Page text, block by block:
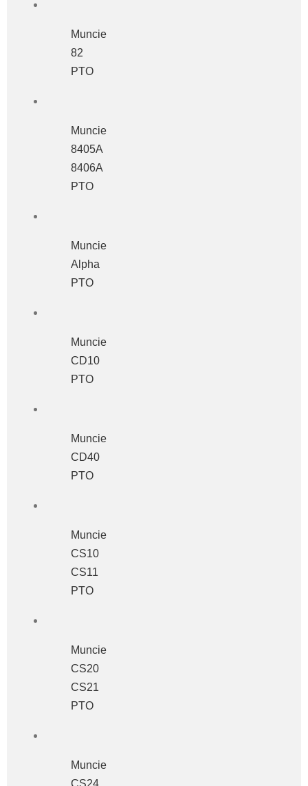
Muncie
82
PTO
Muncie
8405A
8406A
PTO
Muncie
Alpha
PTO
Muncie
CD10
PTO
Muncie
CD40
PTO
Muncie
CS10
CS11
PTO
Muncie
CS20
CS21
PTO
Muncie
CS24